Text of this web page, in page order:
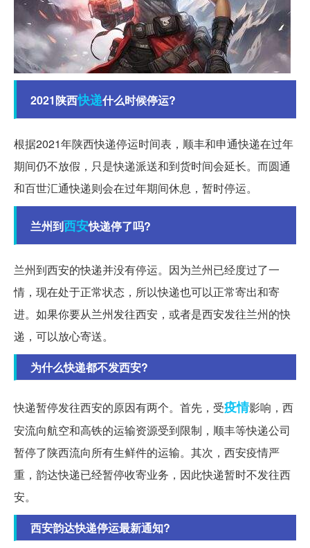
2021陕西快递什么时候停运?
根据2021年陕西快递停运时间表，顺丰和申通快递在过年
期间仍不放假，只是快递派送和到货时间会延长。而圆通
和百世汇通快递则会在过年期间休息，暂时停运。
兰州到西安快递停了吗?
兰州到西安的快递并没有停运。因为兰州已经度过了一
情，现在处于正常状态，所以快递也可以正常寄出和寄
进。如果你要从兰州发往西安，或者是西安发往兰州的快
递，可以放心寄送。
为什么快递都不发西安?
快递暂停发往西安的原因有两个。首先，受疫情影响，西
安流向航空和高铁的运输资源受到限制，顺丰等快递公司
暂停了陕西流向所有生鲜件的运输。其次，西安疫情严
重，韵达快递已经暂停收寄业务，因此快递暂时不发往西
安。
西安韵达快递停运最新通知?